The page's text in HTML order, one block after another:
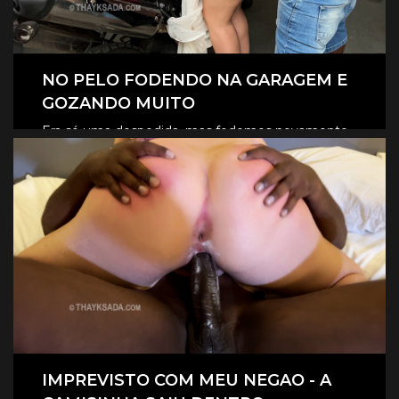
NO PELO FODENDO NA GARAGEM E
GOZANDO MUITO
Era só uma despedida, mas fodemos novamente
na garagem, e claro que foi no pelo, eles
revesaram gozar dentro de mim.
CLIQUE AQUI E ASSISTA
IMPREVISTO COM MEU NEGAO - A